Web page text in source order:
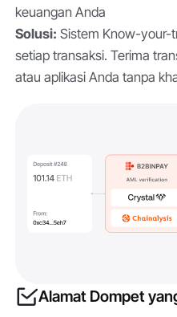
keuangan Anda
Solusi: Sistem Know-your-
setiap transaksi. Terima
atau aplikasi Anda tanpa
Alamat Dompet